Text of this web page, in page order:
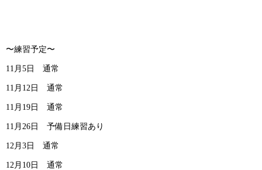
〜練習予定〜
11月5日 通常
11月12日 通常
11月19日 通常
11月26日 予備日練習あり
12月3日 通常
12月10日 通常